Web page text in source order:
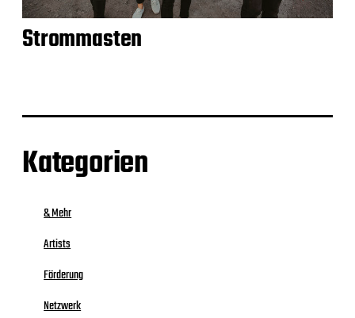
Strommasten
Kategorien
& Mehr
Artists
Förderung
Netzwerk